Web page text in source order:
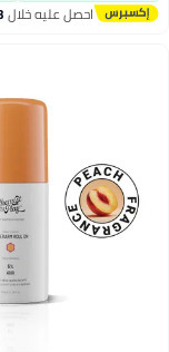
احصل عليه خلال